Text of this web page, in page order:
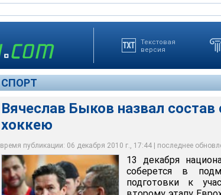
Текстовая
версия
СПОРТ
Вячеслав Быков назвал состав
хоккею
время публикации: 06 декабря 2010 г., 17:44 | последнее
Вячеслав Быков назвал состав сборной России по
www.fhr.ru
13 декабря
соберется в
подготовки к